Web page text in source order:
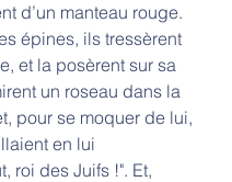
d’un manteau rouge.
épines, ils tressèrent
et la posèrent sur sa
un roseau dans la
pour se moquer de lui,
en lui
roi des Juifs !". Et,